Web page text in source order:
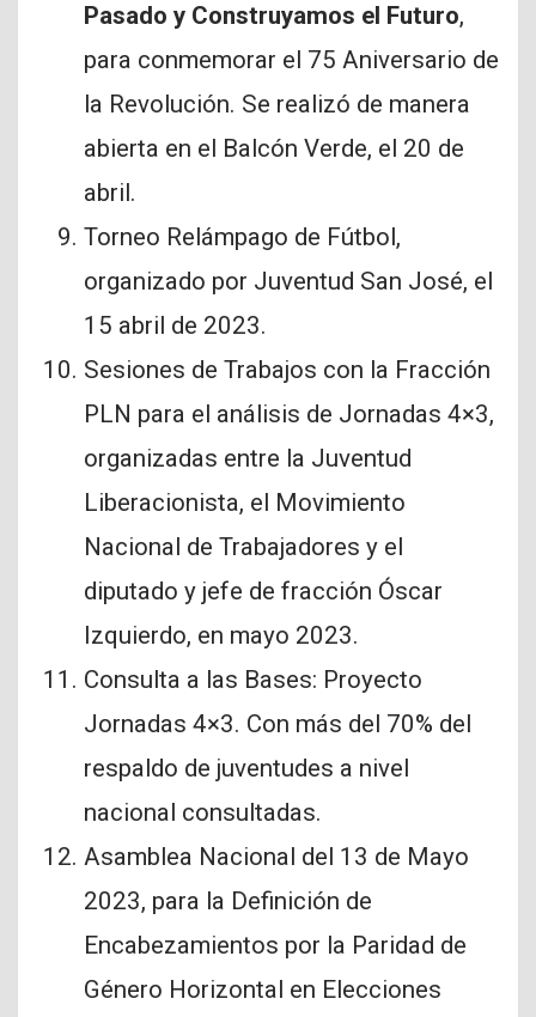
Pasado y Construyamos el Futuro,
para conmemorar el 75 Aniversario de
la Revolución. Se realizó de manera
abierta en el Balcón Verde, el 20 de
abril.
Torneo Relámpago de Fútbol,
organizado por Juventud San José, el
15 abril de 2023.
Sesiones de Trabajos con la Fracción
PLN para el análisis de Jornadas 4×3,
organizadas entre la Juventud
Liberacionista, el Movimiento
Nacional de Trabajadores y el
diputado y jefe de fracción Óscar
Izquierdo, en mayo 2023.
Consulta a las Bases: Proyecto
Jornadas 4×3. Con más del 70% del
respaldo de juventudes a nivel
nacional consultadas.
Asamblea Nacional del 13 de Mayo
2023, para la Definición de
Encabezamientos por la Paridad de
Género Horizontal en Elecciones